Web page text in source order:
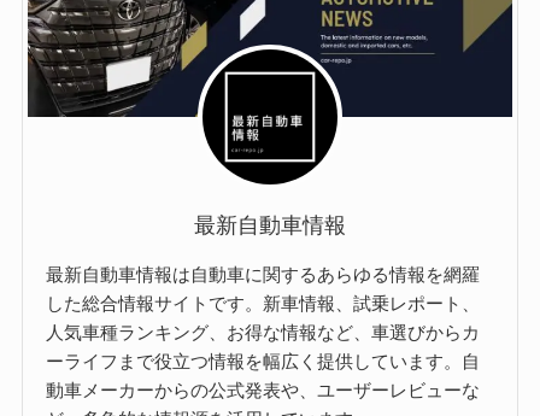
最新自動車情報
最新自動車情報は自動車に関するあらゆる情報を網羅
した総合情報サイトです。新車情報、試乗レポート、
人気車種ランキング、お得な情報など、車選びからカ
ーライフまで役立つ情報を幅広く提供しています。自
動車メーカーからの公式発表や、ユーザーレビューな